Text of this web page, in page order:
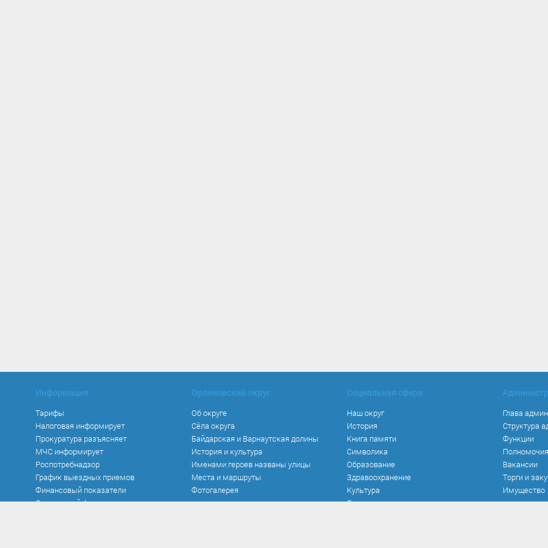
Информация
Тарифы
Налоговая информирует
Прокуратура разъясняет
МЧС информирует
Роспотребнадзор
График выездных приемов
Финансовый показатели
Социальный фонд
Орлиновский округ
Об округе
Сёла округа
Байдарская и Варнаутская долины
История и культура
Именами героев названы улицы
Места и маршруты
Фотогалерея
Социальная сфера
Наш округ
История
Книга памяти
Символика
Образование
Здравоохранение
Культура
Спорт
Глава
Структура
Функции
Полномочия
Вакансии
Торги и
Имущество